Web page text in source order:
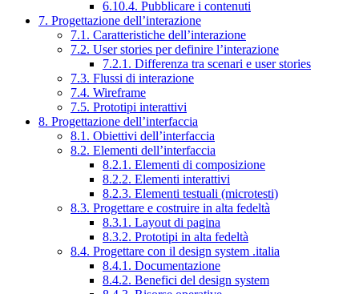
6.10.4. Pubblicare i contenuti
7. Progettazione dell’interazione
7.1. Caratteristiche dell’interazione
7.2. User stories per definire l’interazione
7.2.1. Differenza tra scenari e user stories
7.3. Flussi di interazione
7.4. Wireframe
7.5. Prototipi interattivi
8. Progettazione dell’interfaccia
8.1. Obiettivi dell’interfaccia
8.2. Elementi dell’interfaccia
8.2.1. Elementi di composizione
8.2.2. Elementi interattivi
8.2.3. Elementi testuali (microtesti)
8.3. Progettare e costruire in alta fedeltà
8.3.1. Layout di pagina
8.3.2. Prototipi in alta fedeltà
8.4. Progettare con il design system .italia
8.4.1. Documentazione
8.4.2. Benefici del design system